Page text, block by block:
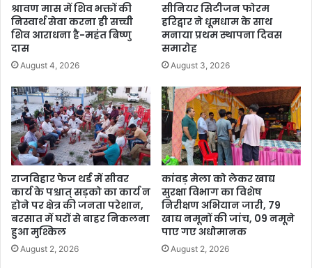
श्रावण मास में शिव भक्तों की
निस्वार्थ सेवा करना ही सच्ची
शिव आराधना है-महंत बिष्णु
दास
August 4, 2026
सीनियर सिटीजन फोरम
हरिद्वार ने धूमधाम के साथ
मनाया प्रथम स्थापना दिवस
समारोह
August 3, 2026
राजविहार फेज थर्ड में सीवर
कार्य के पश्चात् सड़को का कार्य न
होने पर क्षेत्र की जनता परेशान,
बरसात में घरों से बाहर निकलना
हुआ मुश्किल
August 2, 2026
कांवड़ मेला को लेकर खाद्य
सुरक्षा विभाग का विशेष
निरीक्षण अभियान जारी, 79
खाद्य नमूनों की जांच, 09 नमूने
पाए गए अधोमानक
August 2, 2026